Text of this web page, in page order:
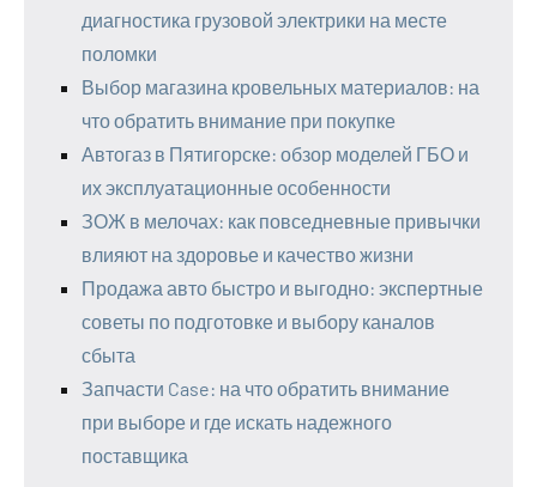
диагностика грузовой электрики на месте
поломки
Выбор магазина кровельных материалов: на
что обратить внимание при покупке
Автогаз в Пятигорске: обзор моделей ГБО и
их эксплуатационные особенности
ЗОЖ в мелочах: как повседневные привычки
влияют на здоровье и качество жизни
Продажа авто быстро и выгодно: экспертные
советы по подготовке и выбору каналов
сбыта
Запчасти Case: на что обратить внимание
при выборе и где искать надежного
поставщика